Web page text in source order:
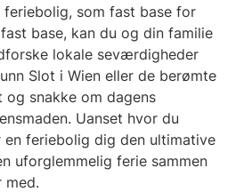
som fast base for
base, kan du og din familie
lokale seværdigheder
Slot i Wien eller de berømte
og snakke om dagens
Uanset hvor du
feriebolig dig den ultimative
uforglemmelig ferie sammen
med.